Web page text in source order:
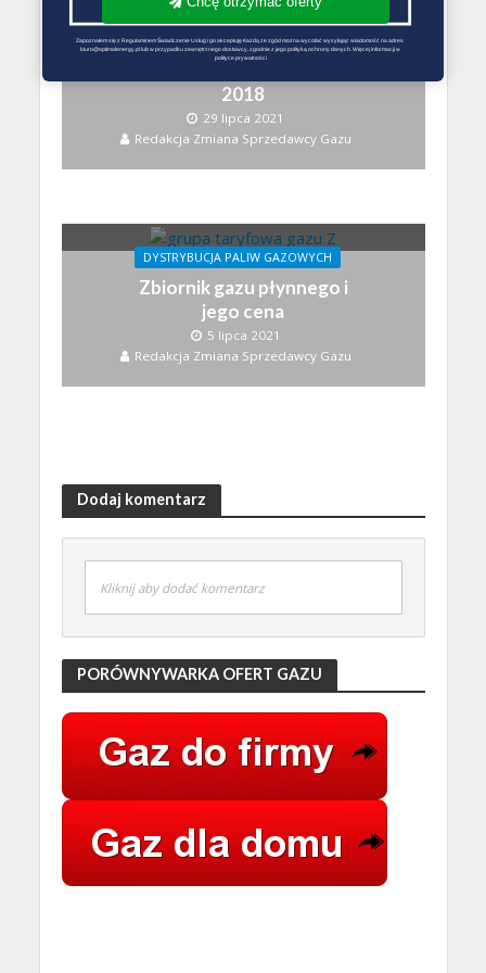
DYSTRYBUCJA PALIW GAZOWYCH
2018
29 lipca 2021
Redakcja Zmiana Sprzedawcy Gazu
DYSTRYBUCJA PALIW GAZOWYCH
Zbiornik gazu płynnego i
jego cena
5 lipca 2021
Redakcja Zmiana Sprzedawcy Gazu
Dodaj komentarz
Kliknij aby dodać komentarz
PORÓWNYWARKA OFERT GAZU
Zapoznałem się z Regulaminem Świadczenie Usług i go akceptuję Każdą ze zgód można wycofać wysyłając wiadomość na adres
biuro@optimalenergy.pl lub w przypadku zewnętrznego dostawcy, zgodnie z jego polityką ochrony danych. Więcej informacji w
polityce prywatności